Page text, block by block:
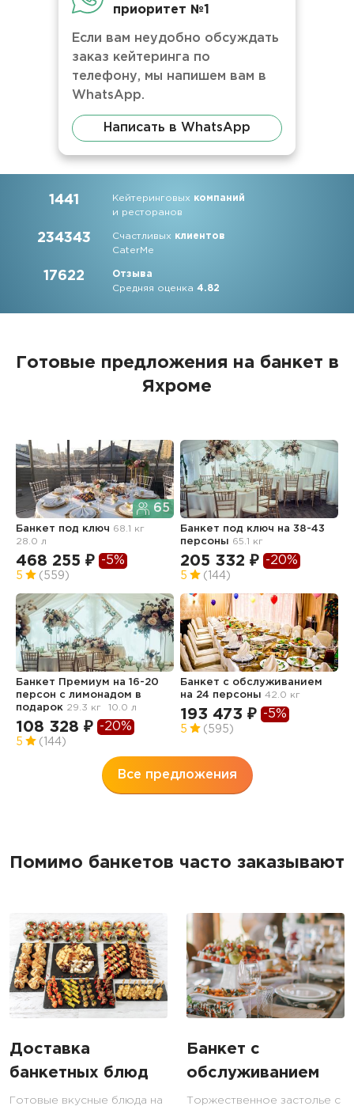
приоритет №1
Если вам неудобно обсуждать
заказ кейтеринга по
телефону, мы напишем вам в
WhatsApp.
Написать в WhatsApp
1441 Кейтеринговых компаний
и ресторанов
234343 Счастливых клиентов
CaterMe
17622
Отзыва
Средняя оценка4.82
Готовые предложения на банкет в
Яхроме
65
Банкет под ключ 68.1 кг
28.0 л
468 255 ₽ -5%
5 (559)
Банкет под ключ на 38-43
персоны 65.1 кг
205 332 ₽ -20%
5 (144)
Банкет Премиум на 16-20
персон с лимонадом в
подарок 29.3 кг 10.0 л
108 328 ₽ -20%
5 (144)
Банкет с обслуживанием
на 24 персоны42.0 кг
193 473 ₽ -5%
5 (595)
Все предложения
Помимо банкетов часто заказывают
Доставка
банкетных блюд
Готовые вкусные блюда на
Банкет с
обслуживанием
Торжественное застолье с